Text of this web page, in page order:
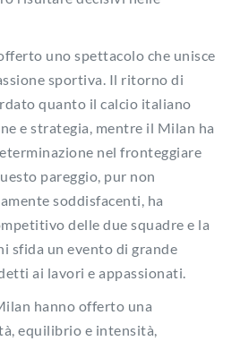
uno spettacolo che unisce
sportiva. Il ritorno di
quanto il calcio italiano
e strategia, mentre il Milan ha
nel fronteggiare
pareggio, pur non
soddisfacenti, ha
delle due squadre e la
sfida un evento di grande
ai lavori e appassionati.
hanno offerto una
equilibrio e intensità,